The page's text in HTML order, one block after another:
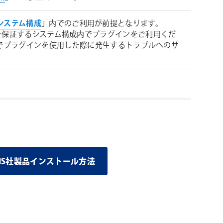
ステム構成」内でのご利用が前提となります。
証するシステム構成内でプラグインをご利用くだ
ラグインを使用した際に発生するトラブルへのサ
社製品インストール方法